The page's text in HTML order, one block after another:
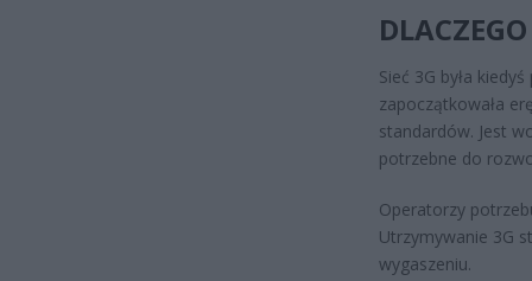
Sieć 3G była
zapoczątkowała
standardów. Jest
potrzebne do
Operatorzy
Utrzymywanie 3G
wygaszeniu.